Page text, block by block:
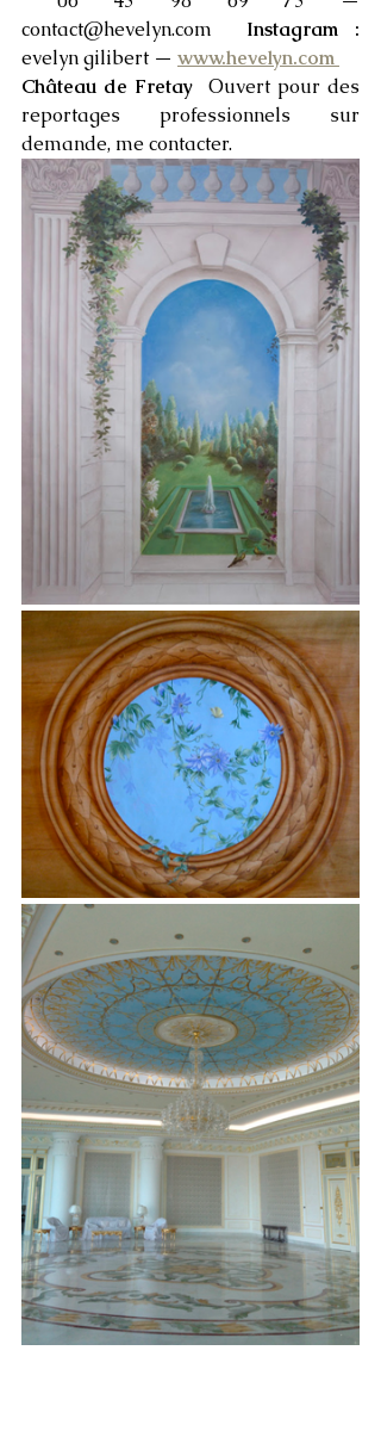
contact@hevelyn.com
evelyn gilibert — www.hevelyn.com
Château de Fretay Ouvert pour des
reportages professionnels sur
demande, me contacter.